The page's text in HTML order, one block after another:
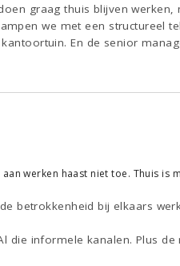
graag thuis blijven werken,
we met een structureel
En de senior
werken haast niet toe. Thuis is
betrokkenheid bij elkaars
die informele kanalen. Plus de